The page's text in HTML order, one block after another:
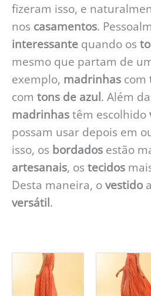
fizeram isso, e
nos casamentos.
interessante quando os
mesmo que partam de
exemplo, madrinhas com
com tons de azul. Além
madrinhas têm escolhido
possam usar depois em
isso, os bordados estão
artesanais, os tecidos
Desta maneira, o vestido
versátil.